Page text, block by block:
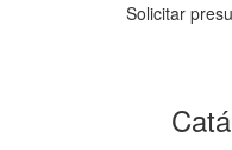
Solicitar